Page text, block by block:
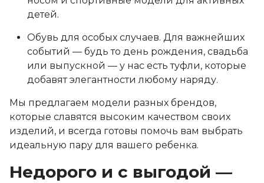
детей.
Обувь для особых случаев. Для важнейших
событий — будь то день рождения, свадьба
или выпускной — у нас есть туфли, которые
добавят элегантности любому наряду.
Мы предлагаем модели разных брендов,
которые славятся высоким качеством своих
изделий, и всегда готовы помочь вам выбрать
идеальную пару для вашего ребенка.
Недорого и с выгодой —